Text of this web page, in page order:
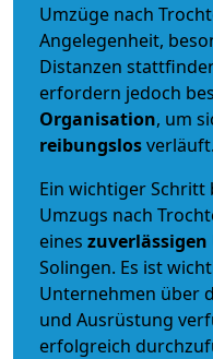
Umzüge nach
Angelegenheit,
Distanzen
erfordern jedoch
Organisation, um
reibungslosverläuft.
Ein wichtiger Schritt
Umzugs nach
eines zuverlässigen
Solingen. Es ist
Unternehmen über
und Ausrüstung
erfolgreich